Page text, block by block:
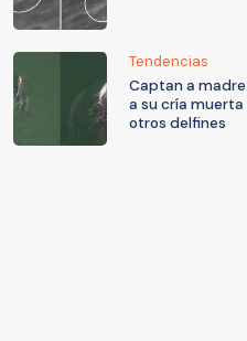
Tendencias
Captan a
a su cría
otros delfines